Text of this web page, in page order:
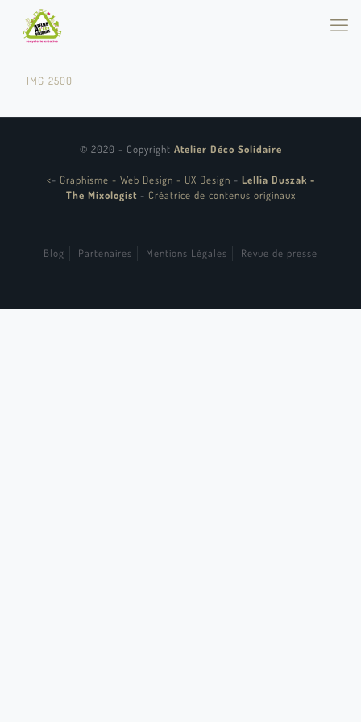
IMG_2500
© 2020 - Copyright Atelier Déco Solidaire
<- Graphisme - Web Design - UX Design - Lellia Duszak -
The Mixologist - Créatrice de contenus originaux
Blog Partenaires Mentions Légales Revue de presse